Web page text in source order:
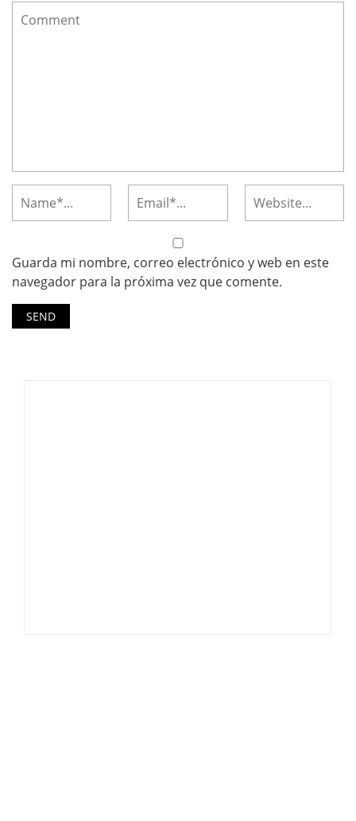
Guarda mi nombre, correo electrónico y web en este
navegador para la próxima vez que comente.